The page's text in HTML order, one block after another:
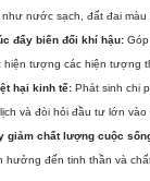
như nước sạch, đất đai màu
đẩy biến đổi khí hậu:
hiện tượng các hiện tượng
hại kinh tế: Phát sinh chi
và đòi hỏi đầu tư lớn
giảm chất lượng cuộc
hưởng đến tinh thần và